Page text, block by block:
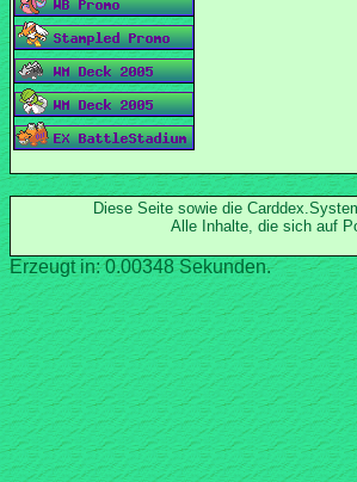
Diese Seite sowie die
Alle Inhalte, die sich auf
Erzeugt in: 0.00348 Sekunden.